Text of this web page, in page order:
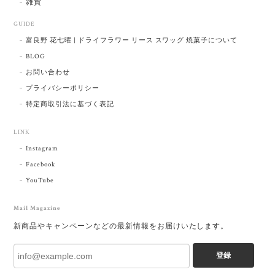
雑貨
GUIDE
富良野 花七曜 | ドライフラワー リース スワッグ 焼菓子について
BLOG
お問い合わせ
プライバシーポリシー
特定商取引法に基づく表記
LINK
Instagram
Facebook
YouTube
Mail Magazine
新商品やキャンペーンなどの最新情報をお届けいたします。
登録